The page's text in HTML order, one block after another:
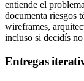
entiende el
documenta riesgos
wireframes,
incluso si decidís
Entregas